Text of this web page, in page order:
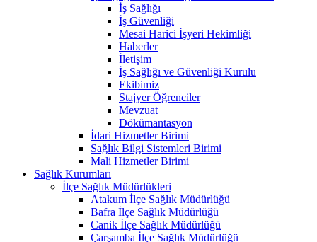
İş Sağlığı
İş Güvenliği
Mesai Harici İşyeri Hekimliği
Haberler
İletişim
İş Sağlığı ve Güvenliği Kurulu
Ekibimiz
Stajyer Öğrenciler
Mevzuat
Dökümantasyon
İdari Hizmetler Birimi
Sağlık Bilgi Sistemleri Birimi
Mali Hizmetler Birimi
Sağlık Kurumları
İlçe Sağlık Müdürlükleri
Atakum İlçe Sağlık Müdürlüğü
Bafra İlçe Sağlık Müdürlüğü
Canik İlçe Sağlık Müdürlüğü
Çarşamba İlçe Sağlık Müdürlüğü